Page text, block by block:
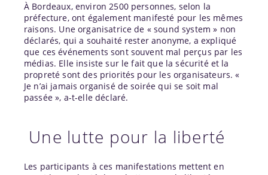
À Bordeaux, environ 2500 personnes, selon la
préfecture, ont également manifesté pour les mêmes
raisons. Une organisatrice de « sound system » non
déclarés, qui a souhaité rester anonyme, a expliqué
que ces événements sont souvent mal perçus par les
médias. Elle insiste sur le fait que la sécurité et la
propreté sont des priorités pour les organisateurs. «
Je n’ai jamais organisé de soirée qui se soit mal
passée », a-t-elle déclaré.
Une lutte pour la liberté
Les participants à ces manifestations mettent en